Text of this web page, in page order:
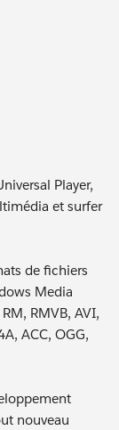
Player,
et surfer
de fichiers
Media
RMVB, AVI,
ACC, OGG,
nouveau